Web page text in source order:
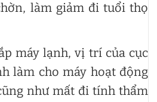
làm giảm đi tuổi thọ
máy lạnh, vị trí của cục
làm cho máy hoạt động
như mất đi tính thẩm